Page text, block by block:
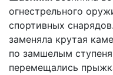
огнестрельного
спортивных
заменяла крутая
по замшелым
перемещались